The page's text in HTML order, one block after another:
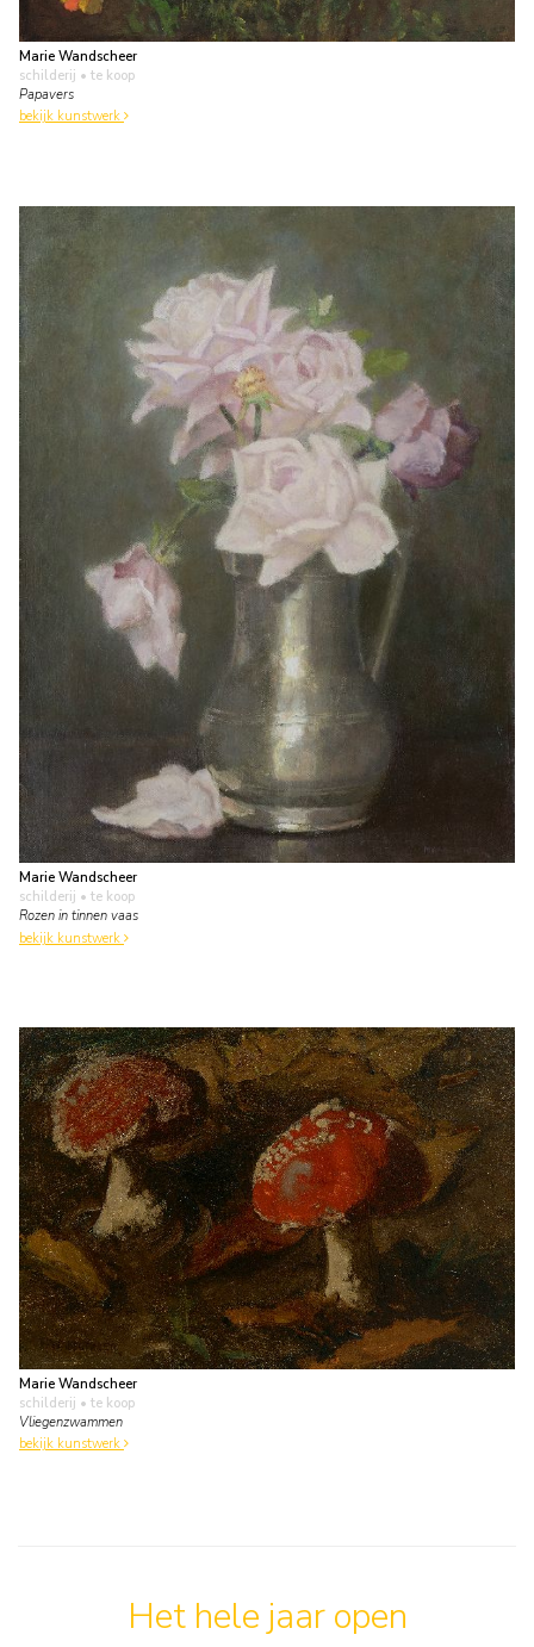
Marie Wandscheer
schilderij • te koop
Papavers
bekijk kunstwerk
Marie Wandscheer
schilderij • te koop
Rozen in tinnen vaas
bekijk kunstwerk
Marie Wandscheer
schilderij • te koop
Vliegenzwammen
bekijk kunstwerk
Het hele jaar open